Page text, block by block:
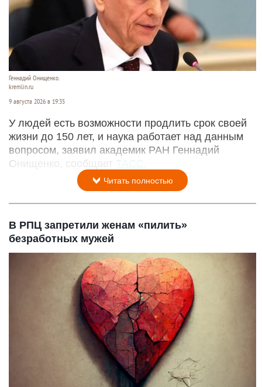
Геннадий Онищенко.
kremlin.ru
9 августа 2026 в 19:35
У людей есть возможности продлить срок своей
жизни до 150 лет, и наука работает над данным
вопросом, заявил академик РАН Геннадий
Онищенко, сообщает ТАСС
Читать полностью
В РПЦ запретили женам «пилить»
безработных мужей